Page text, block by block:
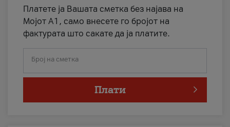
Платете ја Вашата сметка без најава на
Мојот А1, само внесете го бројот на
фактурата што сакате да ја платите.
Број на сметка
Плати